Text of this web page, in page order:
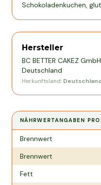
Schokoladenkuchen,
Hersteller
BC BETTER CAKEZ
Deutschland
Herkunftsland:
NÄHRWERTANGABEN
Nährwertangaben pro
Brennwert
Brennwert
Fett